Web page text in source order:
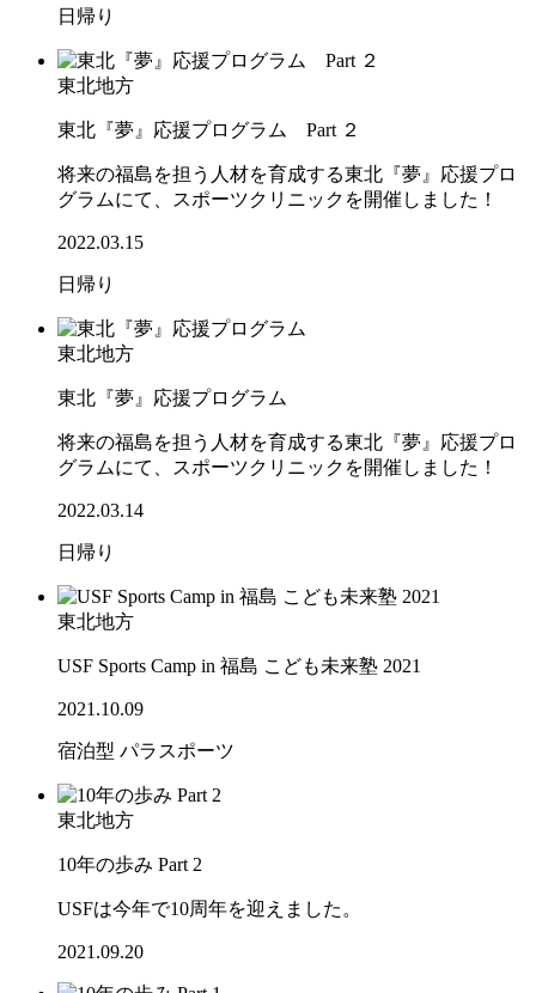
日帰り
東北地方
東北『夢』応援プログラム Part ２
将来の福島を担う人材を育成する東北『夢』応援プロ
グラムにて、スポーツクリニックを開催しました！
2022.03.15
日帰り
東北地方
東北『夢』応援プログラム
将来の福島を担う人材を育成する東北『夢』応援プロ
グラムにて、スポーツクリニックを開催しました！
2022.03.14
日帰り
東北地方
USF Sports Camp in 福島 こども未来塾 2021
2021.10.09
宿泊型 パラスポーツ
東北地方
10年の歩み Part 2
USFは今年で10周年を迎えました。
2021.09.20